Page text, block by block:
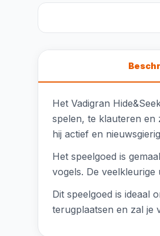
Het Vadigran
spelen, te klauteren en
hij actief en
Het speelgoed is
vogels. De
Dit speelgoed is ideaal
terugplaatsen en zal je